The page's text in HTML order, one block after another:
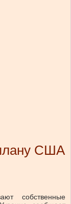
США
собственные